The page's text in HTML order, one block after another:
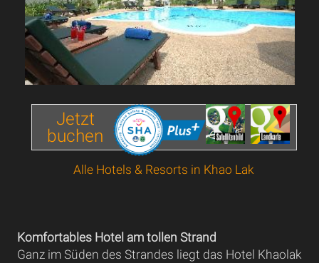
Jetzt
buchen
Alle Hotels & Resorts in Khao Lak
Komfortables Hotel am tollen Strand
Ganz im Süden des Strandes liegt das Hotel Khaolak